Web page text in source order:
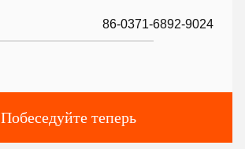
86-0371-6892-9024
Побеседуйте теперь